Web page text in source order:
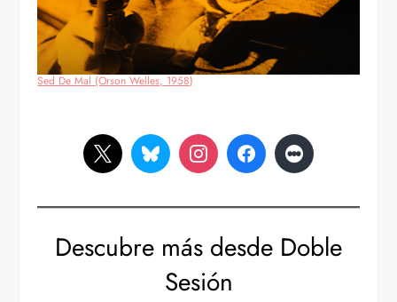
Sed De Mal (Orson Welles, 1958)
Descubre más desde Doble
Sesión